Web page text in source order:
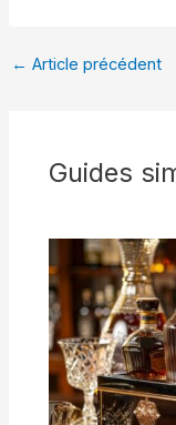
← Article précédent
Guides